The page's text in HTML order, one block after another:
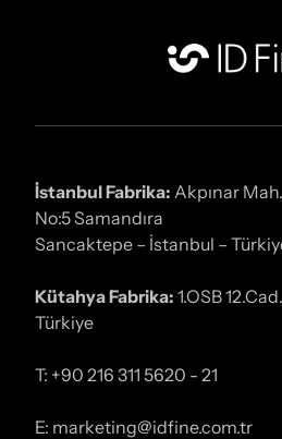
İstanbul Fabrika: Akpınar
No:5 Samandıra
Sancaktepe – İstanbul –
Kütahya Fabrika: 1.OSB
Türkiye
T: +90 216 311 5620 - 21
E: marketing@idfine.com.tr